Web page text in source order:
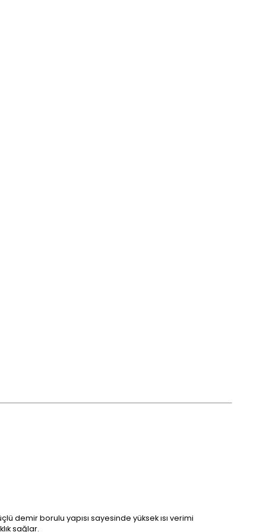
demir borulu yapısı sayesinde yüksek ısı verimi
sağlar.